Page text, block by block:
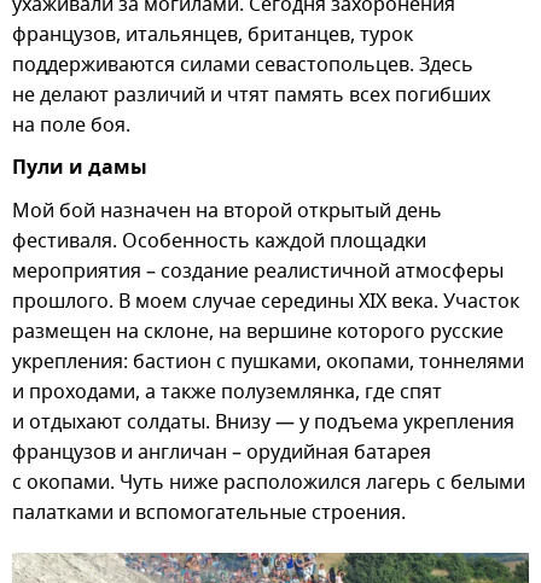
французов, итальянцев, британцев, турок
поддерживаются силами севастопольцев. Здесь
не делают различий и чтят память всех погибших
на поле боя.
Пули и дамы
Мой бой назначен на второй открытый день
фестиваля. Особенность каждой площадки
мероприятия – создание реалистичной атмосферы
прошлого. В моем случае середины XIX века. Участок
размещен на склоне, на вершине которого русские
укрепления: бастион с пушками, окопами, тоннелями
и проходами, а также полуземлянка, где спят
и отдыхают солдаты. Внизу — у подъема укрепления
французов и англичан – орудийная батарея
с окопами. Чуть ниже расположился лагерь с белыми
палатками и вспомогательные строения.